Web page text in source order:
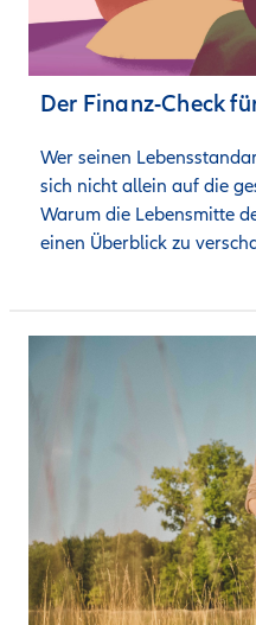
Der Finanz-Check
Wer seinen
sich nicht allein auf die
Warum die Lebensmitte
einen Überblick zu